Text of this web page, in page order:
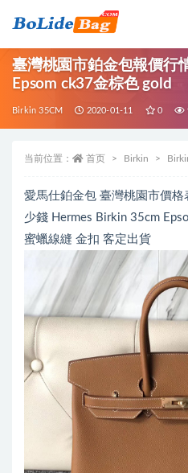
臺灣桃園市鉑金包報價行
Epsom ck37金棕色 gold
Birkin 35CM 2020-01-11 0
当前位置： 首页 Birkin
愛馬仕鉑金包 臺灣桃園市價
少錢 Hermes Birkin 35cm
蜜蠟線縫 金扣 客定出貨